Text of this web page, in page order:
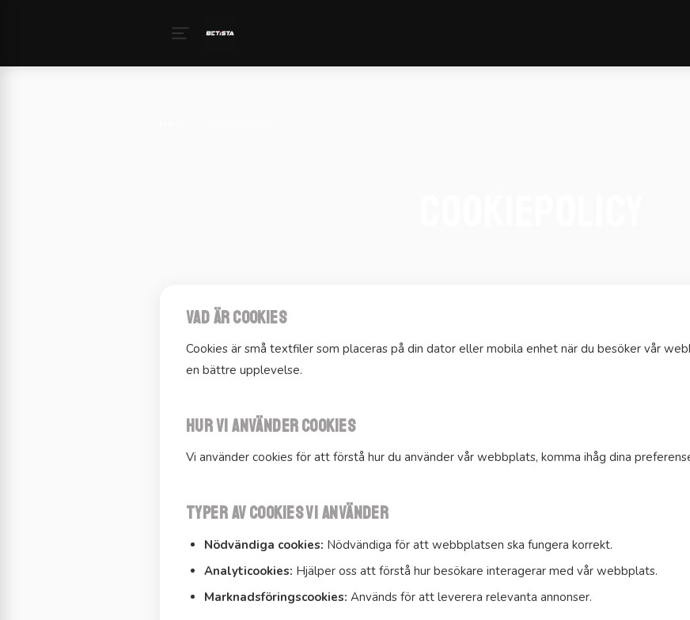
Vad är cookies
Cookies är små textfiler som placeras på din dator eller mobila enhet när du besöker vår
en bättre upplevelse.
Hur vi använder cookies
Vi använder cookies för att förstå hur du använder vår webbplats, komma ihåg dina
Typer av cookies vi använder
Nödvändiga cookies: Nödvändiga för att webbplatsen ska fungera korrekt.
Analyticookies: Hjälper oss att förstå hur besökare interagerar med vår webbplats.
Marknadsföringscookies: Används för att leverera relevanta annonser.